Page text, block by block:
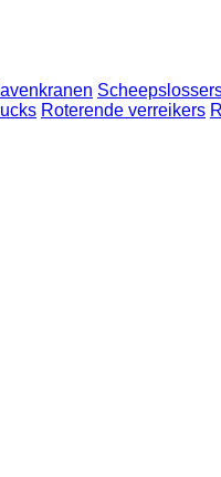
Roterende verreikers